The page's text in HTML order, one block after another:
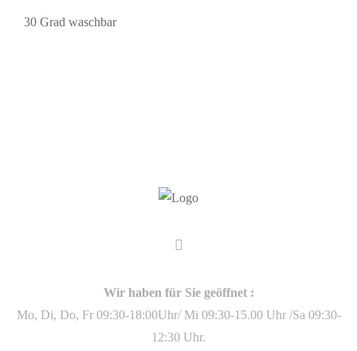
30 Grad waschbar
Wir haben für Sie geöffnet :
Mo, Di, Do, Fr 09:30-18:00Uhr/ Mi 09:30-15.00 Uhr /Sa 09:30-
12:30 Uhr.